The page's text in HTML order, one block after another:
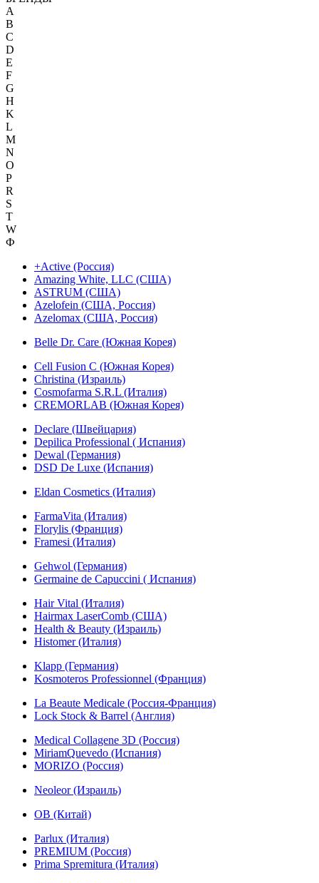
A
B
C
D
E
F
G
H
K
L
M
N
O
P
R
S
T
W
Ф
+Active (Россия)
Amazing White, LLC (США)
ASTRUM (США)
Azelofein (США, Россия)
Azelomax (США, Россия)
Belle Dr. Care (Южная Корея)
Cell Fusion C (Южная Корея)
Christina (Израиль)
Cosmofarma S.R.L (Италия)
CREMORLAB (Южная Корея)
Declare (Швейцария)
Depilica Professional ( Испания)
Dewal (Германия)
DSD De Luxe (Испания)
Eldan Cosmetics (Италия)
FarmaVita (Италия)
Florylis (Франция)
Framesi (Италия)
Gehwol (Германия)
Germaine de Capuccini ( Испания)
Hair Vital (Италия)
Hairmax LaserComb (США)
Health & Beauty (Израиль)
Histomer (Италия)
Klapp (Германия)
Kosmoteros Professionnel (Франция)
La Beaute Medicale (Россия-Франция)
Lock Stock & Barrel (Англия)
Medical Collagene 3D (Россия)
MiriamQuevedo (Испания)
MORIZO (Россия)
Neoleor (Израиль)
OB (Китай)
Parlux (Италия)
PREMIUM (Россия)
Prima Spremitura (Италия)